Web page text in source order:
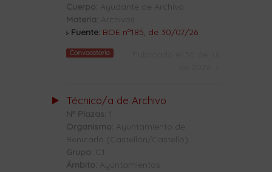
Cuerpo: Ayudante de Archivo
Materia: Archivos
Fuente: BOE nº185, de 30/07/26
Convocatoria
Técnico/a de Archivo
Nº Plazas:
1
Organismo: Ayuntamiento de
Benicarló (Castellón/Castelló)
Grupo:
C1
Ámbito: Ayuntamientos